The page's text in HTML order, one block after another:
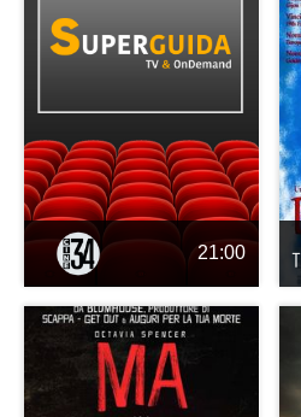
21:00